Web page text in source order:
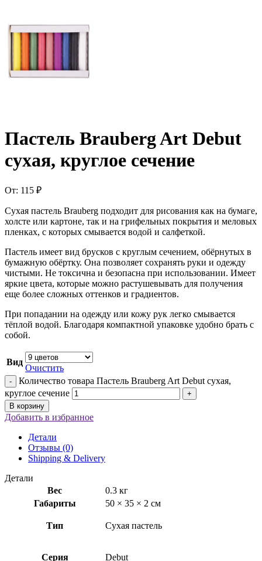
Пастель Brauberg Art Debut
сухая, круглое сечение
От: 115 ₽
Сухая пастель Brauberg подходит для рисования как на бумаге,
холсте или картоне, так и на грифельных покрытия и меловых
пленках, с которых смывается водой и салфеткой.
Пастель имеет вид брусков с круглым сечением, обёрнутых в
бумажную обёртку. Она позволяет сохранять руки и одежду
чистыми. Не токсична и безопасна при использовании. Имеет
яркие цвета, которые можно растушевывать для получения
еще более сложных оттенков и градиентов.
При попадании на одежду или кожу рук легко смывается
тёплой водой. Благодаря компактной упаковке удобно брать с
собой.
Вид
Очистить
Количество товара Пастель Brauberg Art Debut сухая,
круглое сечение
В корзину
Добавить в избранное
Детали
Отзывы (0)
Shipping & Delivery
Детали
Вес
0.3 кг
Габариты
50 × 35 × 2 см
Тип Сухая пастель
Серия Debut